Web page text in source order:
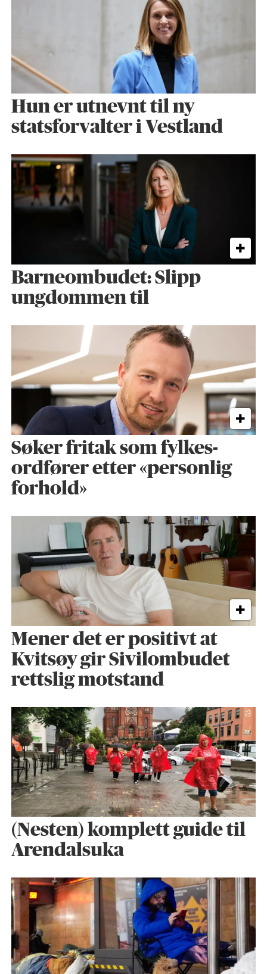
Hun er utnevnt til ny
statsforvalter i Vestland
Barneombudet: Slipp
ungdommen til
Søker fritak som fylkes­
ordfører etter «personlig
forhold»
Mener det er positivt at
Kvitsøy gir Sivilombudet
rettslig motstand
(Nesten) komplett guide til
Arendalsuka